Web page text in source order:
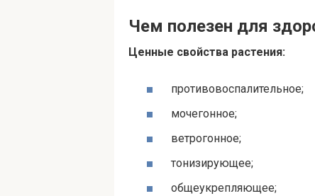
Чем полезен для
Ценные свойства растения:
противовоспалительное;
мочегонное;
ветрогонное;
тонизирующее;
общеукрепляющее;